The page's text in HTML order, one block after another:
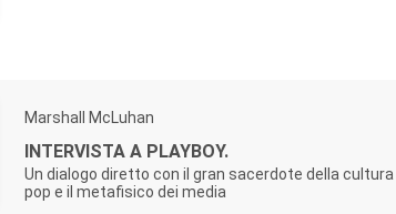
Marshall McLuhan
INTERVISTA A PLAYBOY.
Un dialogo diretto con il gran sacerdote della cultura
pop e il metafisico dei media